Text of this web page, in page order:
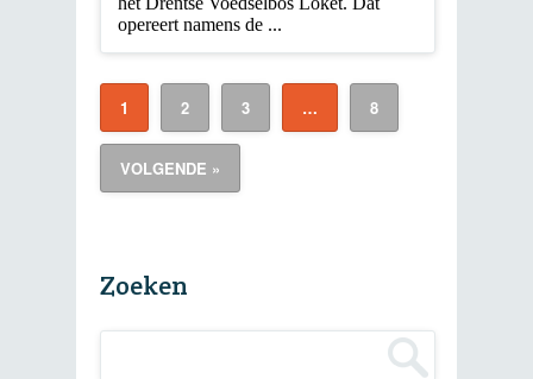
opereert namens de ...
1 2 3 … 8
VOLGENDE »
Zoeken